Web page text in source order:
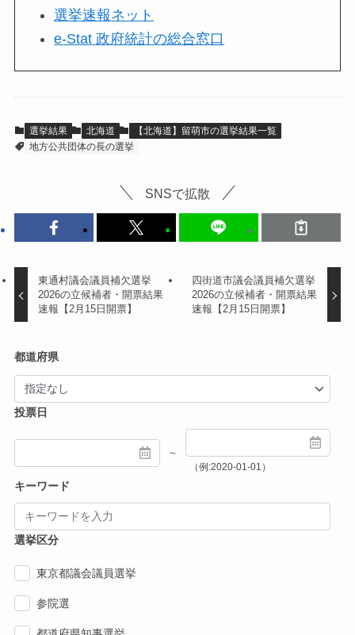
選挙速報ネット
e-Stat 政府統計の総合窓口
選挙結果 北海道
【北海道】留萌市の選挙結果一覧
地方公共団体の長の選挙
SNSで拡散
東通村議会議員補欠選挙
2026の立候補者・開票結果
速報【2月15日開票】
四街道市議会議員補欠選挙
2026の立候補者・開票結果
速報【2月15日開票】
都道府県
投票日
～
（例:2020-01-01）
キーワード
選挙区分
東京都議会議員選挙
参院選